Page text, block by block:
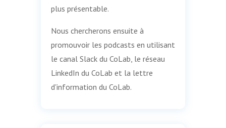
plus présentable.
Nous chercherons ensuite à
promouvoir les podcasts en utilisant
le canal Slack du CoLab, le réseau
LinkedIn du CoLab et la lettre
d'information du CoLab.